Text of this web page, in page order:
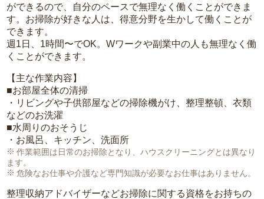
ができるので、自分のペースで無理なく働くことができま
す。お掃除が好きな人は、得意分野を生かして働くことが
できます。
週1日、1時間〜でOK。Wワークや副業中の人も無理なく働
くことができます。
【主な作業内容】
■お部屋全体の清掃
・リビングや子供部屋などの掃除機がけ、整理整頓、衣類
などのお洗濯
■水周りのおそうじ
・お風呂、キッチン、洗面所
作業範囲は日常のお掃除となり、ハウスクリーニングとは異なり
ます。
危険なお仕事や介護など専門知識が必要なお仕事はありません。
整理収納アドバイザーなどお掃除に関する資格をお持ちの